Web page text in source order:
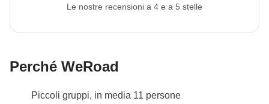
Le nostre recensioni a 4 e a 5 stelle
Perché WeRoad
Piccoli gruppi, in media 11 persone